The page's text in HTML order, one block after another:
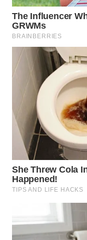
Qual a
nesta
A aplicação
permitiu aos
causar danos
metodologia
internos
métodos